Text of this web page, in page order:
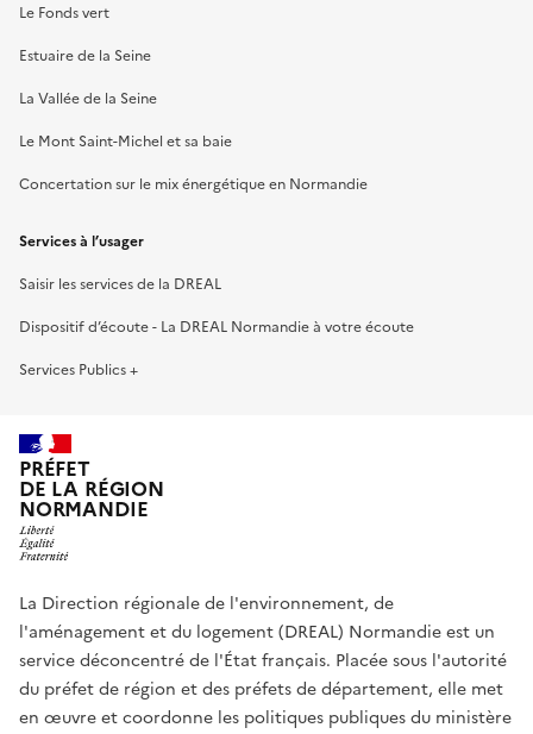
Le Fonds vert
Estuaire de la Seine
La Vallée de la Seine
Le Mont Saint-Michel et sa baie
Concertation sur le mix énergétique en Normandie
Services à l’usager
Saisir les services de la DREAL
Dispositif d’écoute - La DREAL Normandie à votre écoute
Services Publics +
PRÉFET
DE LA RÉGION
NORMANDIE
La Direction régionale de l'environnement, de
l'aménagement et du logement (DREAL) Normandie est un
service déconcentré de l'État français. Placée sous l'autorité
du préfet de région et des préfets de département, elle met
en œuvre et coordonne les politiques publiques du ministère